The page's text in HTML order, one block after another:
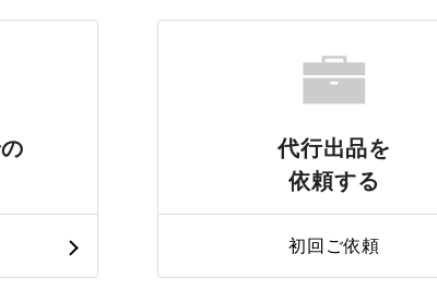
代行出品を
依頼する
初回ご依頼